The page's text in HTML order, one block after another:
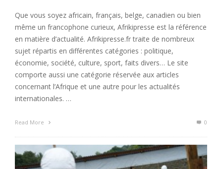
Que vous soyez africain, français, belge, canadien ou bien
même un francophone curieux, Afrikipresse est la référence
en matière d’actualité. Afrikipresse.fr traite de nombreux
sujet répartis en différentes catégories : politique,
économie, société, culture, sport, faits divers… Le site
comporte aussi une catégorie réservée aux articles
concernant l’Afrique et une autre pour les actualités
internationales. …
Read More 0